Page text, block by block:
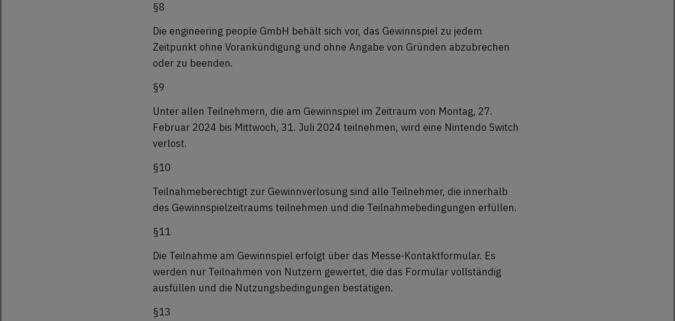
§8
Die engineering people GmbH behält sich vor, das Gewinnspiel zu jedem
Zeitpunkt ohne Vorankündigung und ohne Angabe von Gründen abzubrechen
oder zu beenden.
§9
Unter allen Teilnehmern, die am Gewinnspiel im Zeitraum von Montag, 27.
Februar 2024 bis Mittwoch, 31. Juli 2024 teilnehmen, wird eine Nintendo Switch
verlost.
§10
Teilnahmeberechtigt zur Gewinnverlosung sind alle Teilnehmer, die innerhalb
des Gewinnspielzeitraums teilnehmen und die Teilnahmebedingungen erfüllen.
§11
Die Teilnahme am Gewinnspiel erfolgt über das Messe-Kontaktformular. Es
werden nur Teilnahmen von Nutzern gewertet, die das Formular vollständig
ausfüllen und die Nutzungsbedingungen bestätigen.
§13